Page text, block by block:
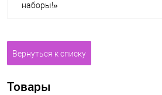
наборы!»
Вернуться к списку
Товары